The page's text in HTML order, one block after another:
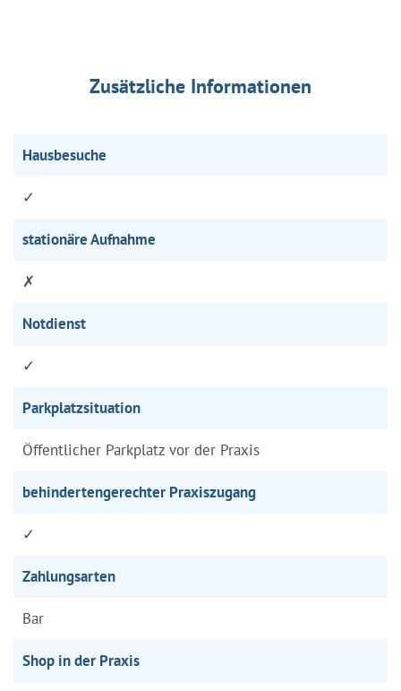
Zusätzliche Informationen
Hausbesuche
✓
stationäre Aufnahme
✗
Notdienst
✓
Parkplatzsituation
Öffentlicher Parkplatz vor der Praxis
behindertengerechter Praxiszugang
✓
Zahlungsarten
Bar
Shop in der Praxis